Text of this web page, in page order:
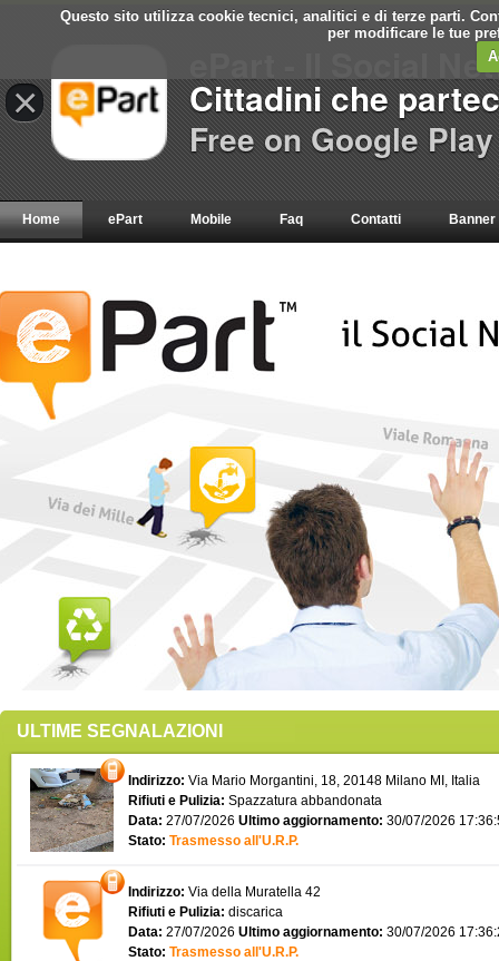
Questo sito utilizza cookie tecnici, analitici e di terze parti.
per modificare le tue
Home ePart Mobile Faq Contatti Banner
ULTIME SEGNALAZIONI
Indirizzo: Via Mario Morgantini, 18, 20148 Milano MI, Italia
Rifiuti e Pulizia: Spazzatura abbandonata
Data: 27/07/2026 Ultimo aggiornamento: 30/07/2026
Stato: Trasmesso all'U.R.P.
Indirizzo: Via della Muratella 42
Rifiuti e Pulizia: discarica
Data: 27/07/2026 Ultimo aggiornamento: 30/07/2026
Stato: Trasmesso all'U.R.P.
×
ePart - Il Social
Cittadini che
Free on Google Play